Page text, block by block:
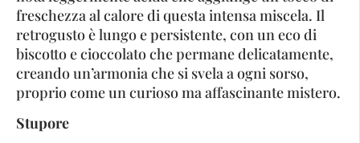
freschezza al calore di questa intensa miscela. Il
retrogusto è lungo e persistente, con un eco di
biscotto e cioccolato che permane delicatamente,
creando un’armonia che si svela a ogni sorso,
proprio come un curioso ma affascinante mistero.
Stupore